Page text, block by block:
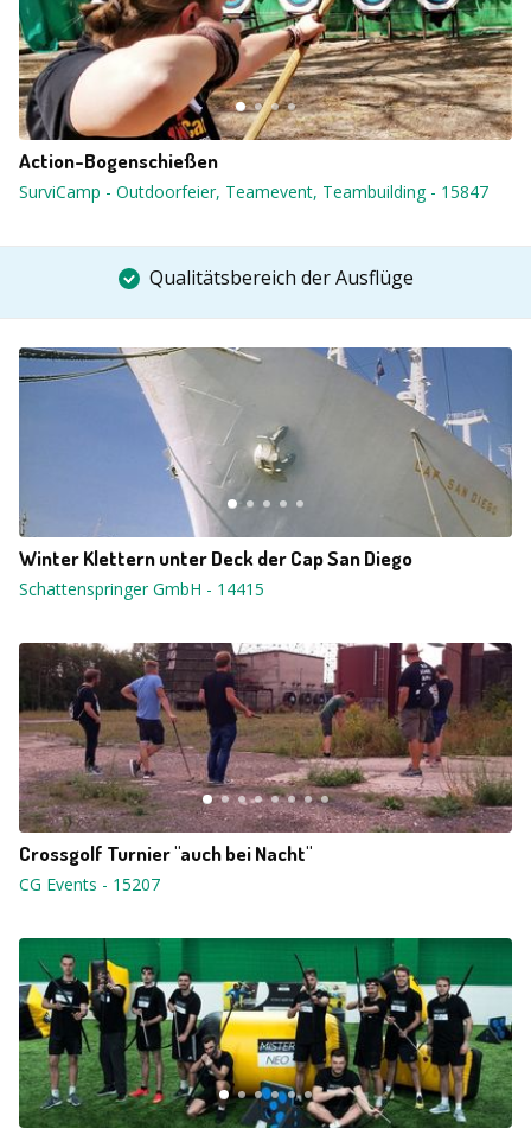
Action-Bogenschießen
SurviCamp - Outdoorfeier, Teamevent, Teambuilding- 15847
Qualitätsbereich der Ausflüge
Winter Klettern unter Deck der Cap San Diego
Schattenspringer GmbH - 14415
Crossgolf Turnier "auch bei Nacht"
CG Events - 15207